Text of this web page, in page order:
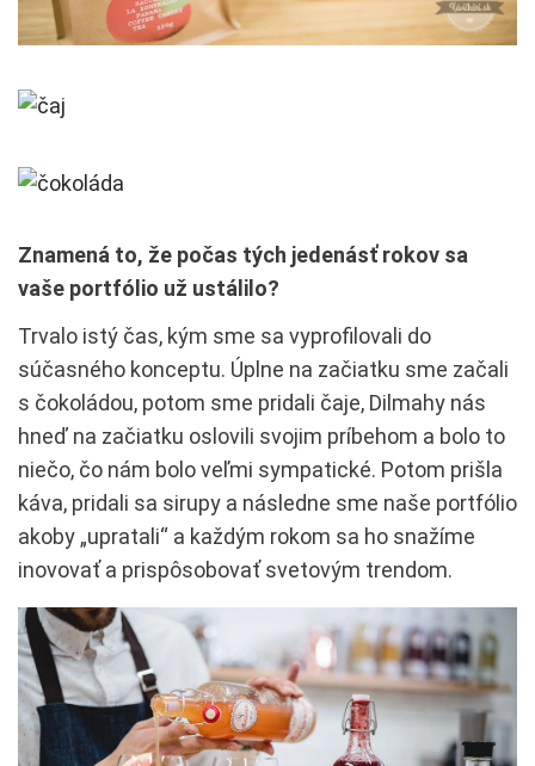
Znamená to, že počas tých jedenásť rokov sa
vaše portfólio už ustálilo?
Trvalo istý čas, kým sme sa vyprofilovali do
súčasného konceptu. Úplne na začiatku sme začali
s čokoládou, potom sme pridali čaje, Dilmahy nás
hneď na začiatku oslovili svojim príbehom a bolo to
niečo, čo nám bolo veľmi sympatické. Potom prišla
káva, pridali sa sirupy a následne sme naše portfólio
akoby „upratali“ a každým rokom sa ho snažíme
inovovať a prispôsobovať svetovým trendom.